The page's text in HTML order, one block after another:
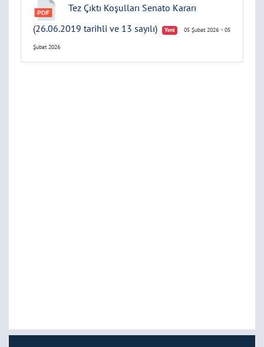
Tez Çıktı Koşulları Senato Kararı
(26.06.2019 tarihli ve 13 sayılı)
Yeni 05 Şubat 2026 - 05
Şubat 2026